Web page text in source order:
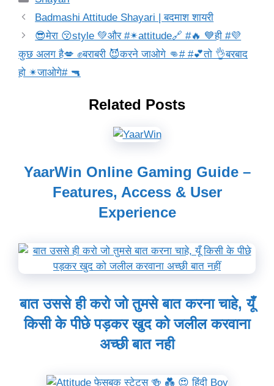
Badmashi Attitude Shayari | बदमाश शायरी
😎मेरा 😚style 💚और #✴attitude🔗 #🔥 💙ही #💜
कुछ अलग है💋 ✊बराबरी 😈करने जाओगे 👊# #💕तो 👌बरबाद
हो ✴जाओगे# 🔫
Related Posts
YaarWin Online Gaming Guide –
Features, Access & User
Experience
बात उससे ही करो जो तुमसे बात करना चाहे, यूँ
किसी के पीछे पड़कर खुद को जलील करवाना
अच्छी बात नही